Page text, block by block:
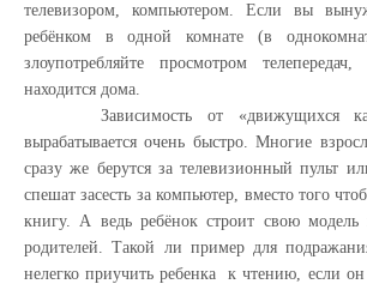
телевизором, компьютером. Если вы
ребёнком в одной комнате (в
злоупотребляйте просмотром
находится дома.
Зависимость от «движущихся
вырабатывается очень быстро. Многие
сразу же берутся за телевизионный пульт
спешат засесть за компьютер, вместо того
книгу. А ведь ребёнок строит свою модель
родителей. Такой ли пример для
нелегко приучить ребенка к чтению, если